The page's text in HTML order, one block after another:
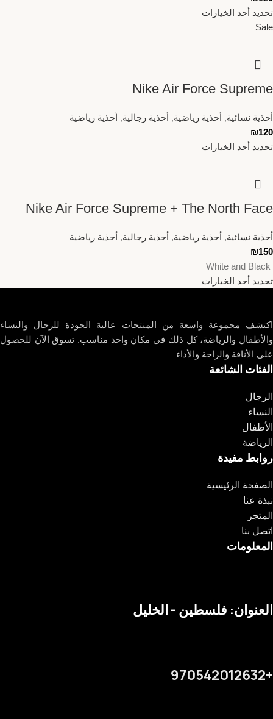
تحديد أحد الخيارات
Sale
Nike Air Force Supreme
أحذية نسائية, أحذية رياضية, أحذية رجالية, أحذية رياضية
₪120
تحديد أحد الخيارات
Nike Air Force Supreme + The North Face
أحذية نسائية, أحذية رياضية, أحذية رجالية, أحذية رياضية
₪150
White and Black
تحديد أحد الخيارات
اكتشف مجموعة واسعة من المنتجات عالية الجودة للرجال والنساء
والأطفال والرياضة، كل ذلك في مكان واحد مناسب. تسوق الآن للحصول
على الأناقة والراحة والأداء
الفئات الشائعة
الرجال
النساء
الأطفال
الرياضة
روابط مفيدة
الصفحة الرئيسية
نبذة عنا
المتجر
اتصل بنا
المعلومات
العنوان: فلسطين - الخليل
+970542012632